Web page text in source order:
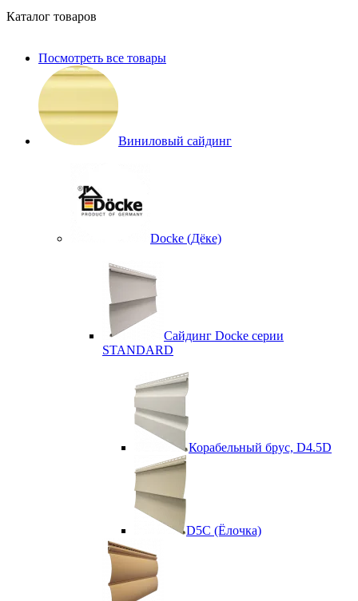
Каталог товаров
Посмотреть все товары
Виниловый сайдинг
Docke (Дёке)
Сайдинг Docke серии
STANDARD
Корабельный брус, D4.5D
D5C (Ёлочка)